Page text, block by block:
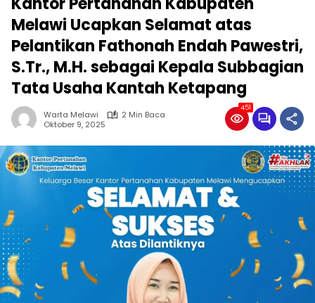
Melawi Ucapkan Selamat atas
Pelantikan Fathonah Endah Pawestri,
S.Tr., M.H. sebagai Kepala Subbagian
Tata Usaha Kantah Ketapang
Warta Melawi
2 Min Baca
Oktober 9, 2025
451